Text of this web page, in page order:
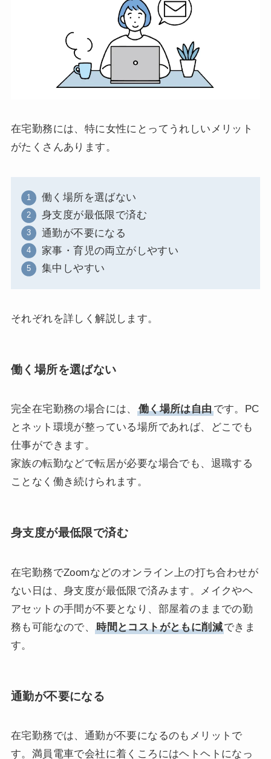
在宅勤務には、特に女性にとってうれしいメリット
がたくさんあります。
働く場所を選ばない
身支度が最低限で済む
通勤が不要になる
家事・育児の両立がしやすい
集中しやすい
それぞれを詳しく解説します。
働く場所を選ばない
完全在宅勤務の場合には、 働く場所は自由です。PC
とネット環境が整っている場所であれば、どこでも
仕事ができます。
家族の転勤などで転居が必要な場合でも、退職する
ことなく働き続けられます。
身支度が最低限で済む
在宅勤務でZoomなどのオンライン上の打ち合わせが
ない日は、身支度が最低限で済みます。メイクやヘ
アセットの手間が不要となり、部屋着のままでの勤
務も可能なので、時間とコストがともに削減できま
す。
通勤が不要になる
在宅勤務では、通勤が不要になるのもメリットで
す。満員電車で会社に着くころにはヘトヘトになっ